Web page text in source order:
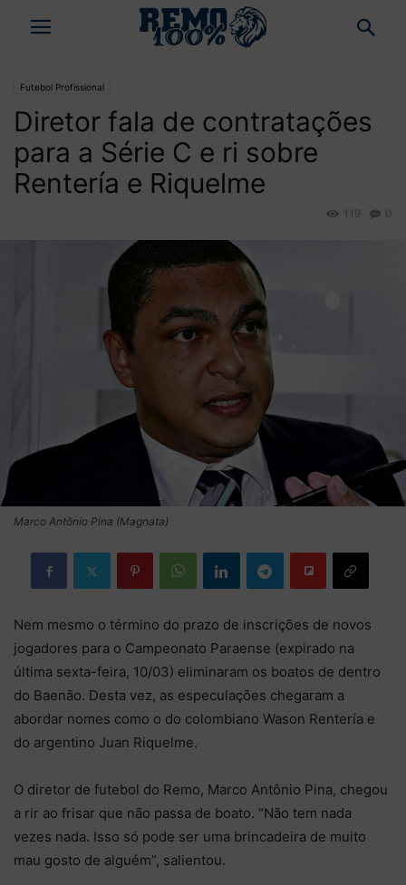
Futebol Profissional
Diretor fala de contratações
para a Série C e ri sobre
Rentería e Riquelme
0
119
Marco Antônio Pina (Magnata)
Nem mesmo o término do prazo de inscrições de novos
jogadores para o Campeonato Paraense (expirado na
última sexta-feira, 10/03) eliminaram os boatos de dentro
do Baenão. Desta vez, as especulações chegaram a
abordar nomes como o do colombiano Wason Rentería e
do argentino Juan Riquelme.
O diretor de futebol do Remo, Marco Antônio Pina, chegou
a rir ao frisar que não passa de boato. “Não tem nada
vezes nada. Isso só pode ser uma brincadeira de muito
mau gosto de alguém”, salientou.